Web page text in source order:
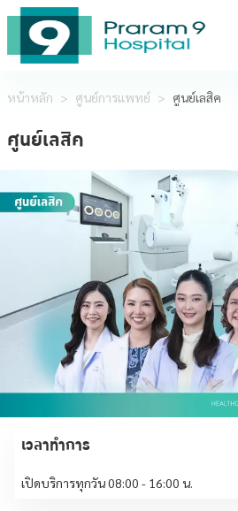
หน้าหลัก > ศูนย์การแพทย์ > ศูนย์เลสิค
ศูนย์เลสิค
เวลาทำการ
เปิดบริการทุกวัน 08:00 - 16:00 น.